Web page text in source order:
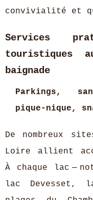
convivialité et
Services
touristiques
baignade
Parkings,
pique-nique,
De nombreux
Loire allient
À chaque lac —
lac Devesset,